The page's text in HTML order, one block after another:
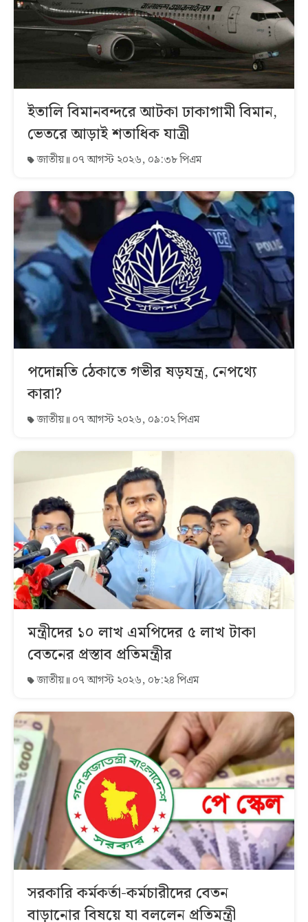
ইতালি বিমানবন্দরে আটকা ঢাকাগামী বিমান,
ভেতরে আড়াই শতাধিক যাত্রী
জাতীয় ০৭ আগস্ট ২০২৬, ০৯:৩৮ পিএম
পদোন্নতি ঠেকাতে গভীর ষড়যন্ত্র, নেপথ্যে
কারা?
জাতীয় ০৭ আগস্ট ২০২৬, ০৯:০২ পিএম
মন্ত্রীদের ১০ লাখ এমপিদের ৫ লাখ টাকা
বেতনের প্রস্তাব প্রতিমন্ত্রীর
জাতীয় ০৭ আগস্ট ২০২৬, ০৮:২৪ পিএম
সরকারি কর্মকর্তা-কর্মচারীদের বেতন
বাড়ানোর বিষয়ে যা বললেন প্রতিমন্ত্রী